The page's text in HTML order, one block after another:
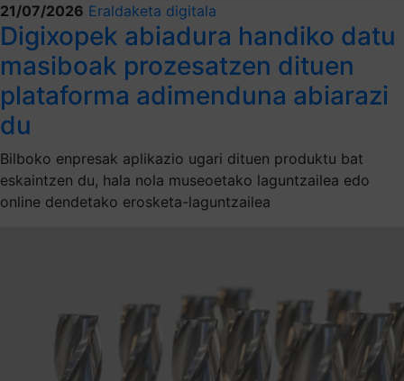
21/07/2026 Eraldaketa digitala
Digixopek abiadura handiko datu
masiboak prozesatzen dituen
plataforma adimenduna abiarazi
du
Bilboko enpresak aplikazio ugari dituen produktu bat
eskaintzen du, hala nola museoetako laguntzailea edo
online dendetako erosketa-laguntzailea